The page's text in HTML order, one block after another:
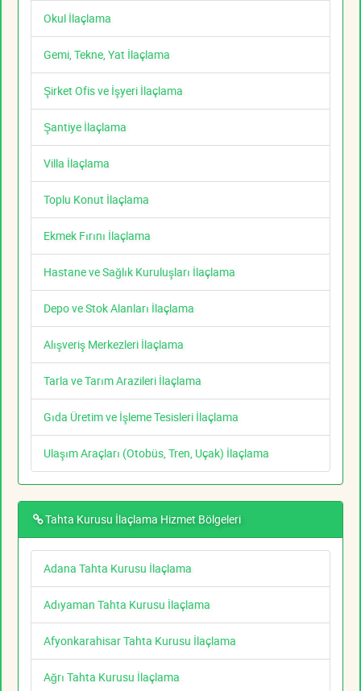
Okul İlaçlama
Gemi, Tekne, Yat İlaçlama
Şirket Ofis ve İşyeri İlaçlama
Şantiye İlaçlama
Villa İlaçlama
Toplu Konut İlaçlama
Ekmek Fırını İlaçlama
Hastane ve Sağlık Kuruluşları İlaçlama
Depo ve Stok Alanları İlaçlama
Alışveriş Merkezleri İlaçlama
Tarla ve Tarım Arazileri İlaçlama
Gıda Üretim ve İşleme Tesisleri İlaçlama
Ulaşım Araçları (Otobüs, Tren, Uçak) İlaçlama
Tahta Kurusu İlaçlama Hizmet Bölgeleri
Adana Tahta Kurusu İlaçlama
Adıyaman Tahta Kurusu İlaçlama
Afyonkarahisar Tahta Kurusu İlaçlama
Ağrı Tahta Kurusu İlaçlama